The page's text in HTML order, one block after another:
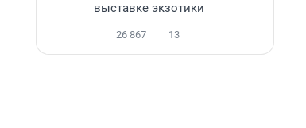
выставке экзотики
26 867 13